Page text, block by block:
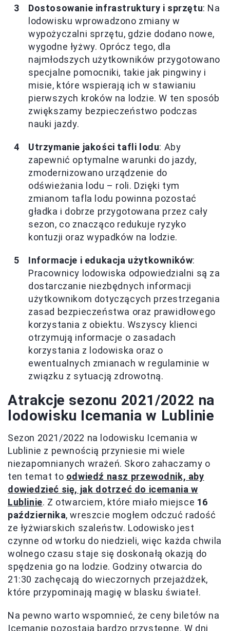
Dostosowanie infrastruktury i sprzętu: Na
lodowisku wprowadzono zmiany w
wypożyczalni sprzętu, gdzie dodano nowe,
wygodne łyżwy. Oprócz tego, dla
najmłodszych użytkowników przygotowano
specjalne pomocniki, takie jak pingwiny i
misie, które wspierają ich w stawianiu
pierwszych kroków na lodzie. W ten sposób
zwiększamy bezpieczeństwo podczas
nauki jazdy.
Utrzymanie jakości tafli lodu: Aby
zapewnić optymalne warunki do jazdy,
zmodernizowano urządzenie do
odświeżania lodu – roli. Dzięki tym
zmianom tafla lodu powinna pozostać
gładka i dobrze przygotowana przez cały
sezon, co znacząco redukuje ryzyko
kontuzji oraz wypadków na lodzie.
Informacje i edukacja użytkowników:
Pracownicy lodowiska odpowiedzialni są za
dostarczanie niezbędnych informacji
użytkownikom dotyczących przestrzegania
zasad bezpieczeństwa oraz prawidłowego
korzystania z obiektu. Wszyscy klienci
otrzymują informacje o zasadach
korzystania z lodowiska oraz o
ewentualnych zmianach w regulaminie w
związku z sytuacją zdrowotną.
Atrakcje sezonu 2021/2022 na
lodowisku Icemania w Lublinie
Sezon 2021/2022 na lodowisku Icemania w
Lublinie z pewnością przyniesie mi wiele
niezapomnianych wrażeń. Skoro zahaczamy o
ten temat to odwiedź nasz przewodnik, aby
dowiedzieć się, jak dotrzeć do icemania w
Lublinie. Z otwarciem, które miało miejsce 16
października, wreszcie mogłem odczuć radość
ze łyżwiarskich szaleństw. Lodowisko jest
czynne od wtorku do niedzieli, więc każda chwila
wolnego czasu staje się doskonałą okazją do
spędzenia go na lodzie. Godziny otwarcia do
21:30 zachęcają do wieczornych przejażdżek,
które przypominają magię w blasku świateł.
Na pewno warto wspomnieć, że ceny biletów na
Icemanię pozostają bardzo przystępne. W dni